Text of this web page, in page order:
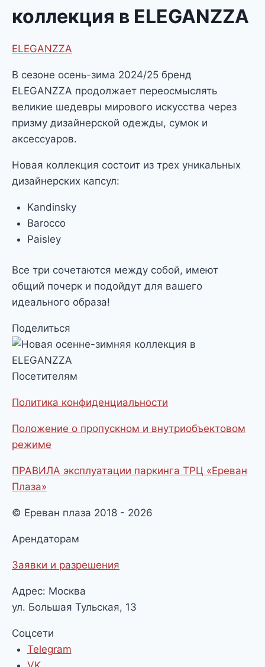
коллекция в ELEGANZZA
ELEGANZZA
В сезоне осень-зима 2024/25 бренд
ELEGANZZA продолжает переосмыслять
великие шедевры мирового искусства через
призму дизайнерской одежды, сумок и
аксессуаров.
Новая коллекция состоит из трех уникальных
дизайнерских капсул:
Kandinsky
Barocco
Paisley
Все три сочетаются между собой, имеют
общий почерк и подойдут для вашего
идеального образа!
Поделиться
Посетителям
Политика конфиденциальности
Положение о пропускном и внутриобъектовом
режиме
ПРАВИЛА эксплуатации паркинга ТРЦ «Ереван
Плаза»
© Ереван плаза 2018 - 2026
Арендаторам
Заявки и разрешения
Адрес: Москва
ул. Большая Тульская, 13
Соцсети
Telegram